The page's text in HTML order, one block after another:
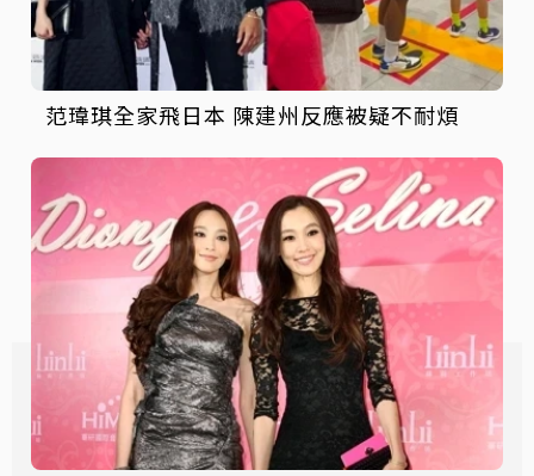
范瑋琪全家飛日本 陳建州反應被疑不耐煩